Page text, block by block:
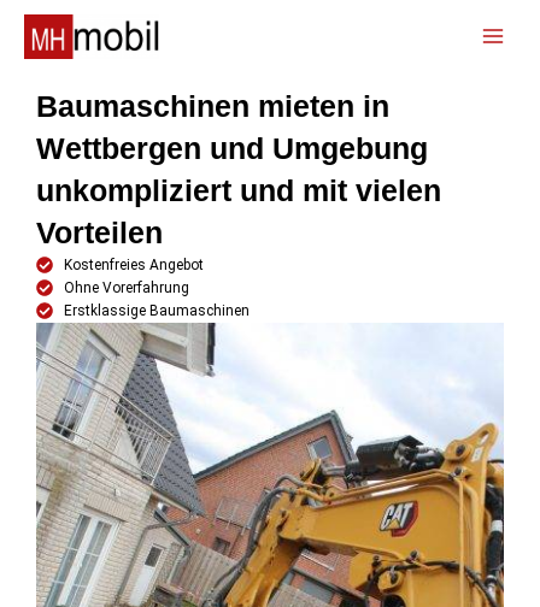
Inhalt
springen
Baumaschinen mieten in
Wettbergen und Umgebung
unkompliziert und mit vielen
Vorteilen
Kostenfreies Angebot
Ohne Vorerfahrung
Erstklassige Baumaschinen